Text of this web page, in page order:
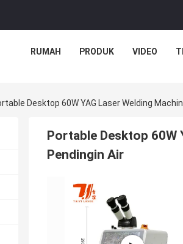
RUMAH PRODUK VIDEO
Desktop 60W YAG Laser Welding
Portable Desktop 60W
Pendingin Air